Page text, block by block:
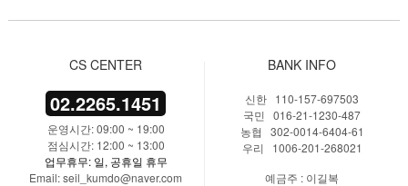
CS CENTER
02.2265.1451
운영시간: 09:00 ~ 19:00
점심시간: 12:00 ~ 13:00
업무휴무: 일, 공휴일 휴무
Email: seil_kumdo@naver.com
BANK INFO
신한 110-157-697503
국민 016-21-1230-487
농협 302-0014-6404-61
우리 1006-201-268021
예금주 : 이길복